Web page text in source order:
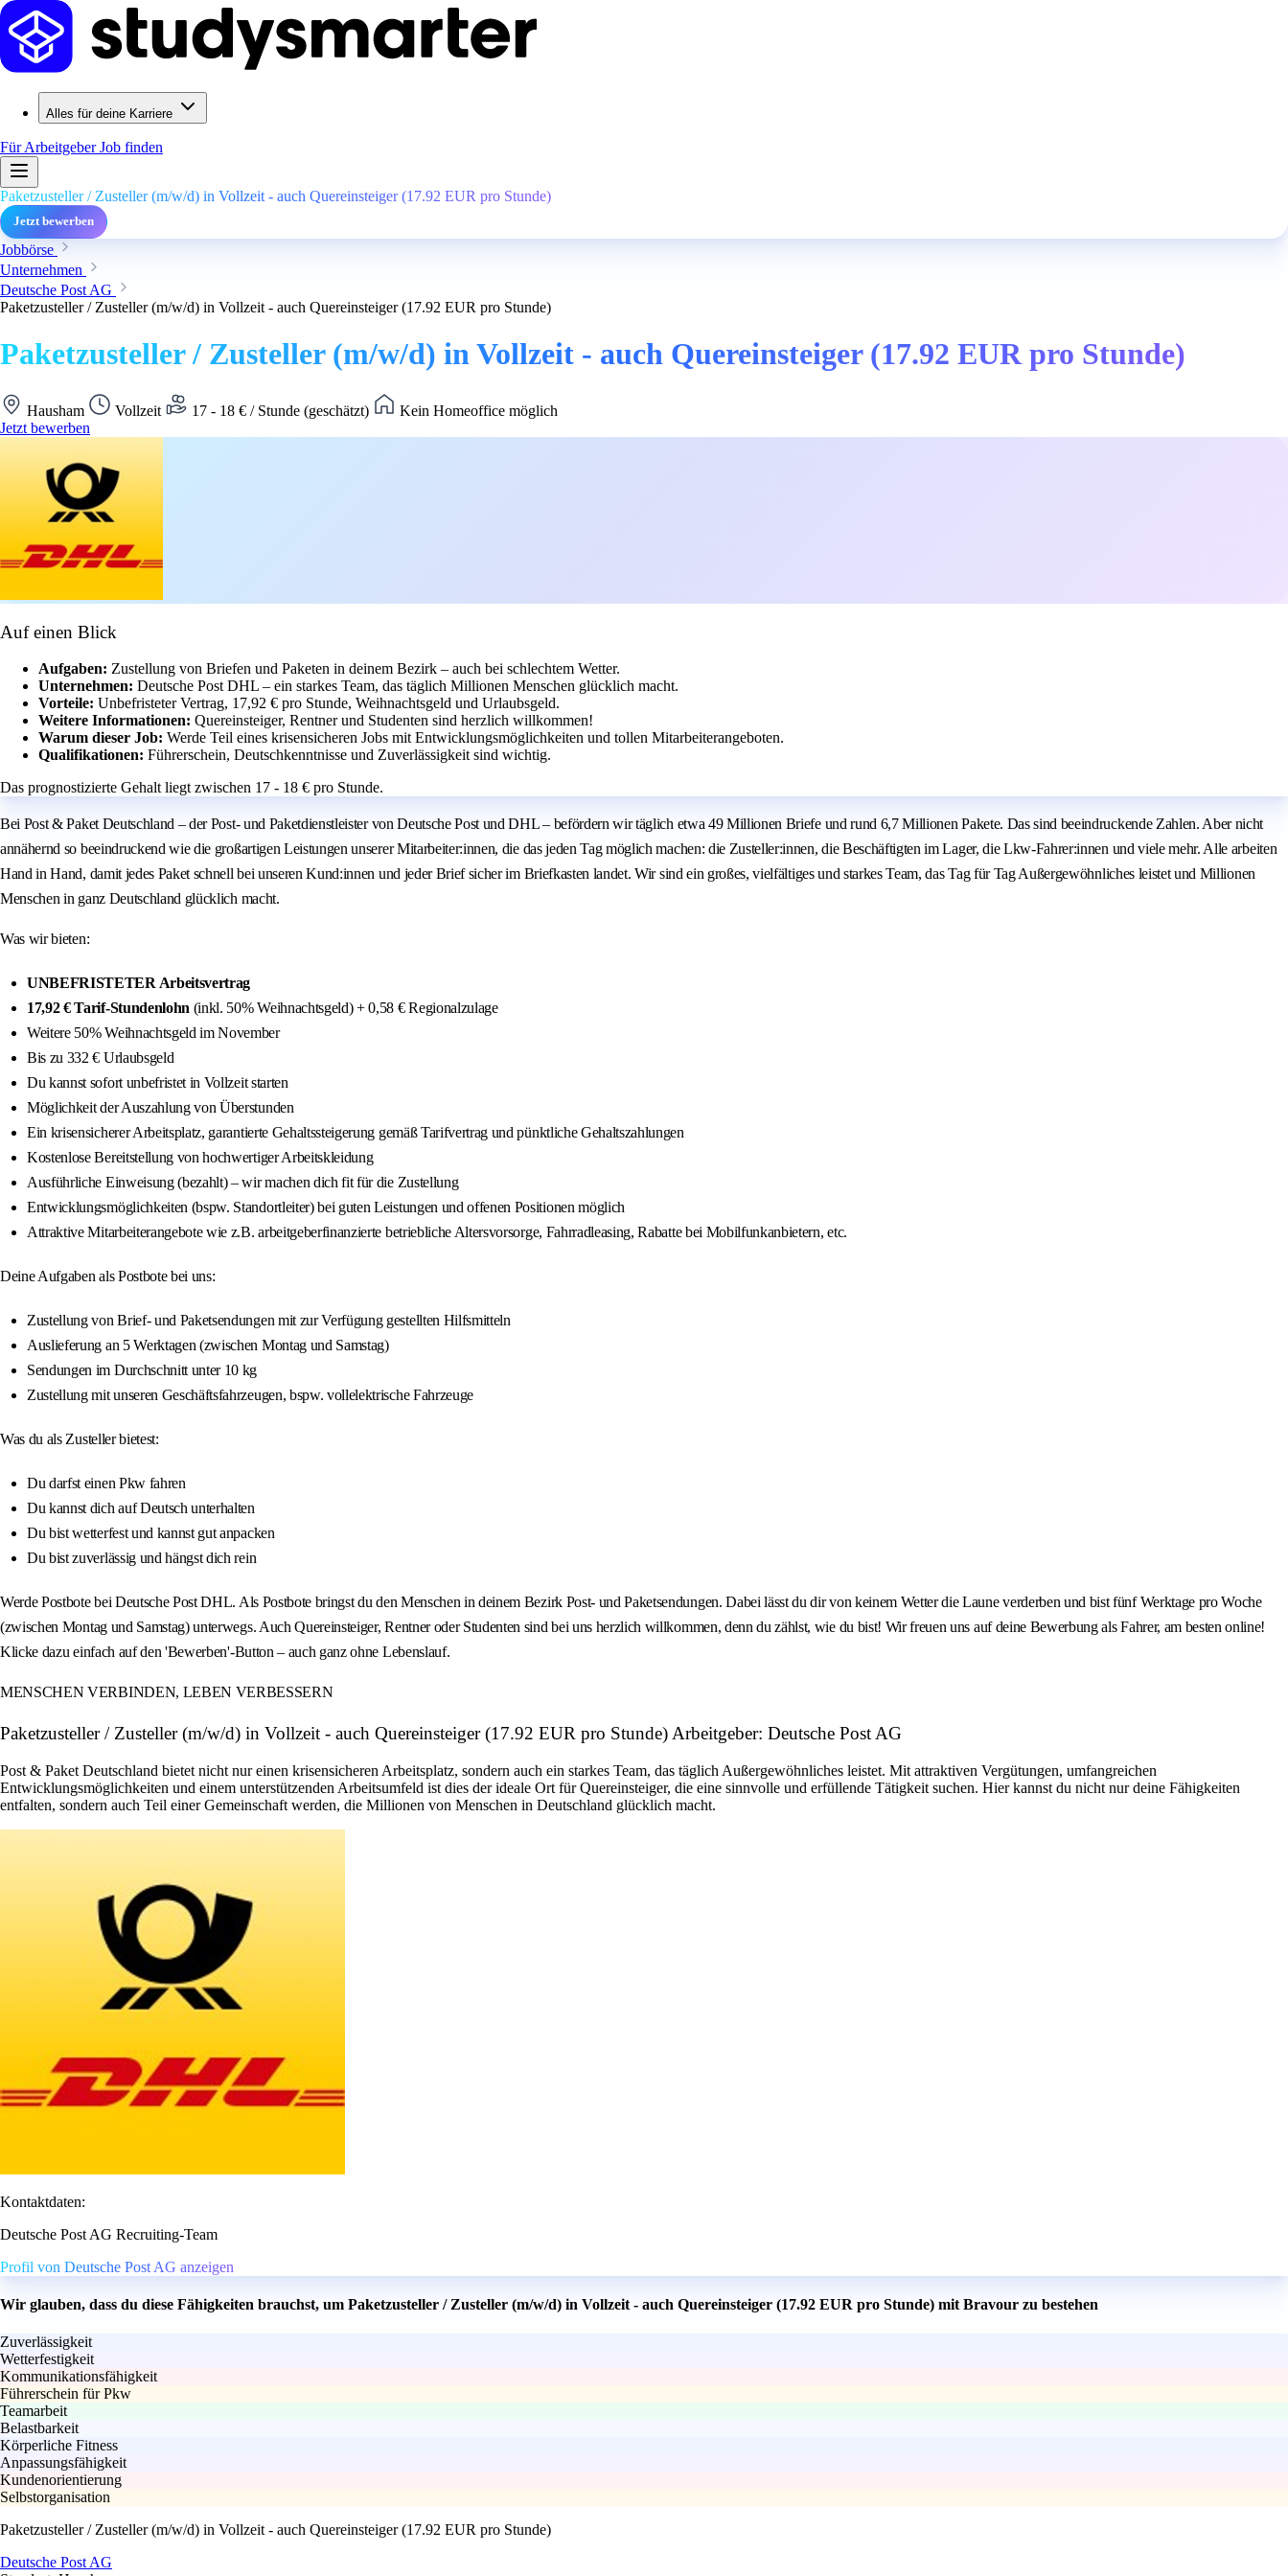
Alles für deine Karriere
Für ArbeitgeberJob finden
Paketzusteller / Zusteller (m/w/d) in Vollzeit - auch Quereinsteiger (17.92 EUR pro Stunde)
Jetzt bewerben
Jobbörse
Unternehmen
Deutsche Post AG
Paketzusteller / Zusteller (m/w/d) in Vollzeit - auch Quereinsteiger (17.92 EUR pro Stunde)
Paketzusteller / Zusteller (m/w/d) in Vollzeit - auch Quereinsteiger (17.92 EUR pro Stunde)
Hausham Vollzeit 17 - 18 € / Stunde (geschätzt)
Kein Homeoffice möglich
Jetzt bewerben
Auf einen Blick
Aufgaben: Zustellung von Briefen und Paketen in deinem Bezirk – auch bei schlechtem Wetter.
Unternehmen: Deutsche Post DHL – ein starkes Team, das täglich Millionen Menschen glücklich macht.
Vorteile: Unbefristeter Vertrag, 17,92 € pro Stunde, Weihnachtsgeld und Urlaubsgeld.
Weitere Informationen: Quereinsteiger, Rentner und Studenten sind herzlich willkommen!
Warum dieser Job: Werde Teil eines krisensicheren Jobs mit Entwicklungsmöglichkeiten und tollen Mitarbeiterangeboten.
Qualifikationen: Führerschein, Deutschkenntnisse und Zuverlässigkeit sind wichtig.
Das prognostizierte Gehalt liegt zwischen 17 - 18 € pro Stunde.
Bei Post & Paket Deutschland – der Post- und Paketdienstleister von Deutsche Post und DHL – befördern wir täglich etwa 49 Millionen Briefe und rund 6,7 Millionen Pakete. Das sind beeindruckende Zahlen. Aber nicht
annähernd so beeindruckend wie die großartigen Leistungen unserer Mitarbeiter:innen, die das jeden Tag möglich machen: die Zusteller:innen, die Beschäftigten im Lager, die Lkw-Fahrer:innen und viele mehr. Alle arbeiten
Hand in Hand, damit jedes Paket schnell bei unseren Kund:innen und jeder Brief sicher im Briefkasten landet. Wir sind ein großes, vielfältiges und starkes Team, das Tag für Tag Außergewöhnliches leistet und Millionen
Menschen in ganz Deutschland glücklich macht.
Was wir bieten:
UNBEFRISTETER Arbeitsvertrag
17,92 € Tarif-Stundenlohn (inkl. 50% Weihnachtsgeld) + 0,58 € Regionalzulage
Weitere 50% Weihnachtsgeld im November
Bis zu 332 € Urlaubsgeld
Du kannst sofort unbefristet in Vollzeit starten
Möglichkeit der Auszahlung von Überstunden
Ein krisensicherer Arbeitsplatz, garantierte Gehaltssteigerung gemäß Tarifvertrag und pünktliche Gehaltszahlungen
Kostenlose Bereitstellung von hochwertiger Arbeitskleidung
Ausführliche Einweisung (bezahlt) – wir machen dich fit für die Zustellung
Entwicklungsmöglichkeiten (bspw. Standortleiter) bei guten Leistungen und offenen Positionen möglich
Attraktive Mitarbeiterangebote wie z.B. arbeitgeberfinanzierte betriebliche Altersvorsorge, Fahrradleasing, Rabatte bei Mobilfunkanbietern, etc.
Deine Aufgaben als Postbote bei uns:
Zustellung von Brief- und Paketsendungen mit zur Verfügung gestellten Hilfsmitteln
Auslieferung an 5 Werktagen (zwischen Montag und Samstag)
Sendungen im Durchschnitt unter 10 kg
Zustellung mit unseren Geschäftsfahrzeugen, bspw. vollelektrische Fahrzeuge
Was du als Zusteller bietest:
Du darfst einen Pkw fahren
Du kannst dich auf Deutsch unterhalten
Du bist wetterfest und kannst gut anpacken
Du bist zuverlässig und hängst dich rein
Werde Postbote bei Deutsche Post DHL. Als Postbote bringst du den Menschen in deinem Bezirk Post- und Paketsendungen. Dabei lässt du dir von keinem Wetter die Laune verderben und bist fünf Werktage pro Woche
(zwischen Montag und Samstag) unterwegs. Auch Quereinsteiger, Rentner oder Studenten sind bei uns herzlich willkommen, denn du zählst, wie du bist! Wir freuen uns auf deine Bewerbung als Fahrer, am besten online!
Klicke dazu einfach auf den 'Bewerben'-Button – auch ganz ohne Lebenslauf.
MENSCHEN VERBINDEN, LEBEN VERBESSERN
Paketzusteller / Zusteller (m/w/d) in Vollzeit - auch Quereinsteiger (17.92 EUR pro Stunde) Arbeitgeber: Deutsche Post AG
Post & Paket Deutschland bietet nicht nur einen krisensicheren Arbeitsplatz, sondern auch ein starkes Team, das täglich Außergewöhnliches leistet. Mit attraktiven Vergütungen, umfangreichen
Entwicklungsmöglichkeiten und einem unterstützenden Arbeitsumfeld ist dies der ideale Ort für Quereinsteiger, die eine sinnvolle und erfüllende Tätigkeit suchen. Hier kannst du nicht nur deine Fähigkeiten
entfalten, sondern auch Teil einer Gemeinschaft werden, die Millionen von Menschen in Deutschland glücklich macht.
Kontaktdaten:
Deutsche Post AG Recruiting-Team
Profil von Deutsche Post AG anzeigen
Wir glauben, dass du diese Fähigkeiten brauchst, um Paketzusteller / Zusteller (m/w/d) in Vollzeit - auch Quereinsteiger (17.92 EUR pro Stunde) mit Bravour zu bestehen
Zuverlässigkeit
Wetterfestigkeit
Kommunikationsfähigkeit
Führerschein für Pkw
Teamarbeit
Belastbarkeit
Körperliche Fitness
Anpassungsfähigkeit
Kundenorientierung
Selbstorganisation
Paketzusteller / Zusteller (m/w/d) in Vollzeit - auch Quereinsteiger (17.92 EUR pro Stunde)
Deutsche Post AG